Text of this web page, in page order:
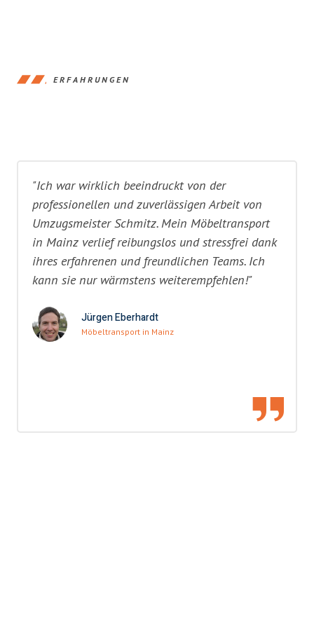
ERFAHRUNGEN
"Ich war wirklich beeindruckt von der
professionellen und zuverlässigen Arbeit von
Umzugsmeister Schmitz. Mein Möbeltransport
in Mainz verlief reibungslos und stressfrei dank
ihres erfahrenen und freundlichen Teams. Ich
kann sie nur wärmstens weiterempfehlen!"
Jürgen Eberhardt
Möbeltransport in Mainz